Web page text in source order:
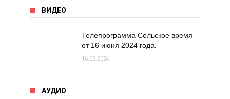
ВИДЕО
Телепрограмма Сельское время
от 16 июня 2024 года.
16.06.2024
АУДИО